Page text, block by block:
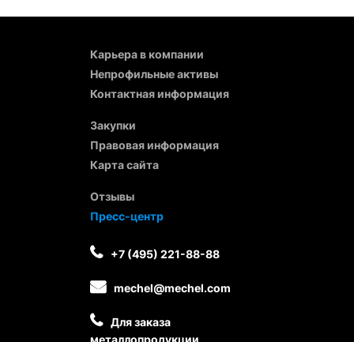
Карьера в компании
Непрофильные активы
Контактная информация
Закупки
Правовая информация
Карта сайта
Отзывы
Пресс-центр
+7 (495) 221-88-88
mechel@mechel.com
Для заказа
металлопродукции